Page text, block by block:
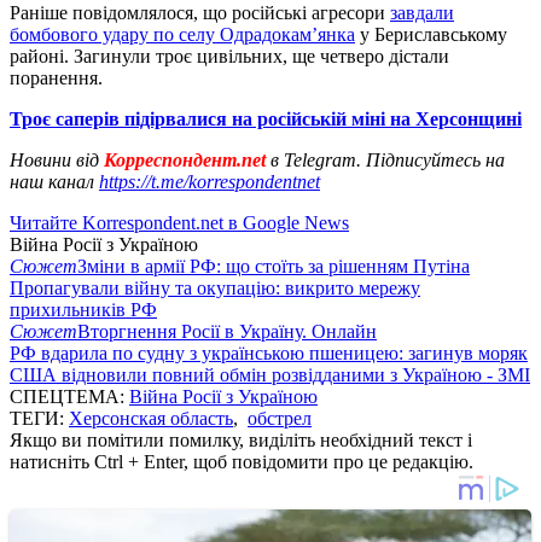
Раніше повідомлялося, що російські агресори завдали
бомбового удару по селу Одрадокамʼянка у Бериславському
районі. Загинули троє цивільних, ще четверо дістали
поранення.
Троє саперів підірвалися на російській міні на Херсонщині
Новини від Корреспондент.netв Telegram. Підписуйтесь на
наш канал https://t.me/korrespondentnet
Читайте Korrespondent.net в Google News
Війна Росії з Україною
СюжетЗміни в армії РФ: що стоїть за рішенням Путіна
Пропагували війну та окупацію: викрито мережу
прихильників РФ
СюжетВторгнення Росії в Україну. Онлайн
РФ вдарила по судну з українською пшеницею: загинув моряк
США відновили повний обмін розвідданими з Україною - ЗМІ
СПЕЦТЕМА: Війна Росії з Україною
ТЕГИ: Херсонская область, обстрел
Якщо ви помітили помилку, виділіть необхідний текст і
натисніть Ctrl + Enter, щоб повідомити про це редакцію.